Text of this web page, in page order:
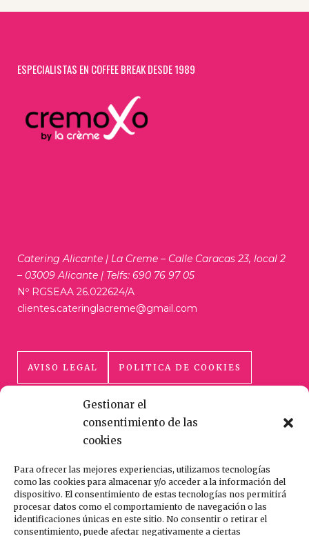
Gestionar el
consentimiento de las
cookies
Para ofrecer las mejores experiencias, utilizamos tecnologías
como las cookies para almacenar y/o acceder a la información del
dispositivo. El consentimiento de estas tecnologías nos permitirá
procesar datos como el comportamiento de navegación o las
identificaciones únicas en este sitio. No consentir o retirar el
consentimiento, puede afectar negativamente a ciertas
ESPECIALISTAS EN COFFEE BREAK DESDE 1989
Catering Alicante | La Creme – Calle Caracas 23, local 2
– 03009 Alicante | Telfs: 690 76 97 05
Nº RGSEAA 26.022624/A
clientes.cateringlacreme@gmail.com
AVISO LEGAL POLITICA DE COOKIES
POLÍTICA DE PRIVACIDAD
HECHO CON AMOR Y CUIDADO